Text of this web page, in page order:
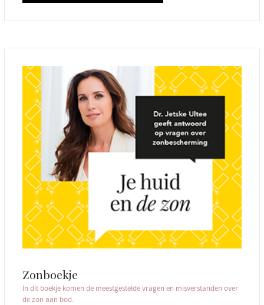
Zonboekje
In dit boekje komen de meestgestelde vragen en misverstanden over
de zon aan bod.